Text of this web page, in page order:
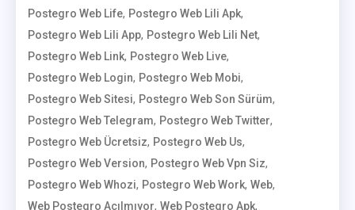
Postegro Web Life, Postegro Web Lili Apk,
Postegro Web Lili App, Postegro Web Lili Net,
Postegro Web Link, Postegro Web Live,
Postegro Web Login, Postegro Web Mobi,
Postegro Web Sitesi, Postegro Web Son Sürüm,
Postegro Web Telegram, Postegro Web Twitter,
Postegro Web Ücretsiz, Postegro Web Us,
Postegro Web Version, Postegro Web Vpn Siz,
Postegro Web Whozi, Postegro Web Work,Web,
Web Postegro Açılmıyor,Web Postegro Apk,